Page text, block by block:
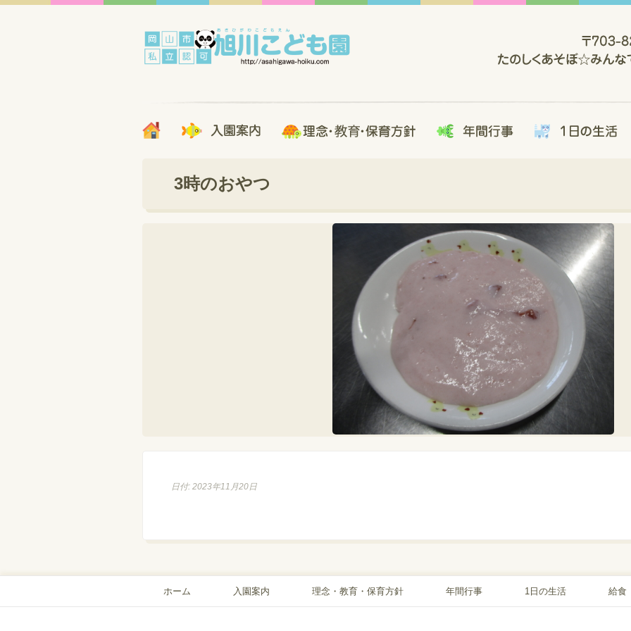
3時のおやつ
日付: 2023年11月20日
ホーム 入園案内 理念・教育・保育方針 年間行事 1日の生活 給食